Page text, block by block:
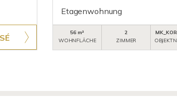
Etagenwohnung
56 m²
WOHNFLÄCHE
2
ZIMMER